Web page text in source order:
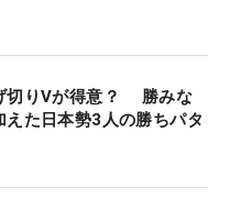
はならなかったが、
、しっかりイーグル
狙っていこうと思っ
の『ツアーホール
がもっとも良かった
切りVが得意？ 勝みな
えた日本勢3人の勝ちパタ